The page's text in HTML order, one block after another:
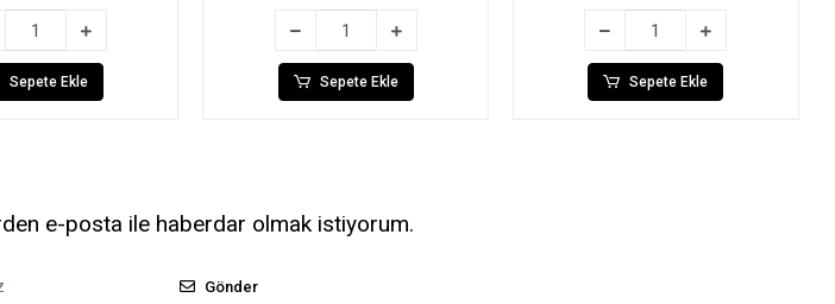
Sepete Ekle Sepete Ekle Sepete Ekle
e-posta ile haberdar olmak istiyorum.
Gönder